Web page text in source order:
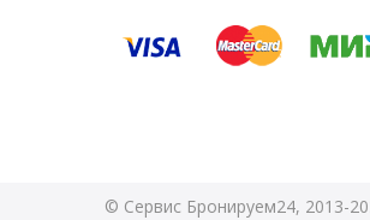
© Сервис Бронируем24, 2013-